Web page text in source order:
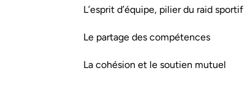
L’esprit d’équipe, pilier du raid sportif
Le partage des compétences
La cohésion et le soutien mutuel